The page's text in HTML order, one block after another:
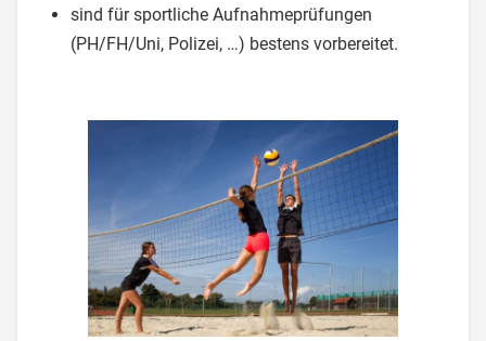
sind für sportliche Aufnahmeprüfungen
(PH/FH/Uni, Polizei, …) bestens vorbereitet.